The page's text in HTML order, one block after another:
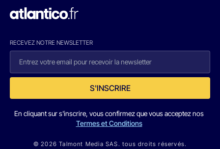
RECEVEZ NOTRE NEWSLETTER
S'INSCRIRE
En cliquant sur s'inscrire, vous confirmez que vous acceptez nos
Termes et Conditions
© 2026 Talmont Media SAS. tous droits réservés.